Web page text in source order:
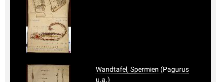
Wandtafel, Spermien (Pagurus
u.a.)